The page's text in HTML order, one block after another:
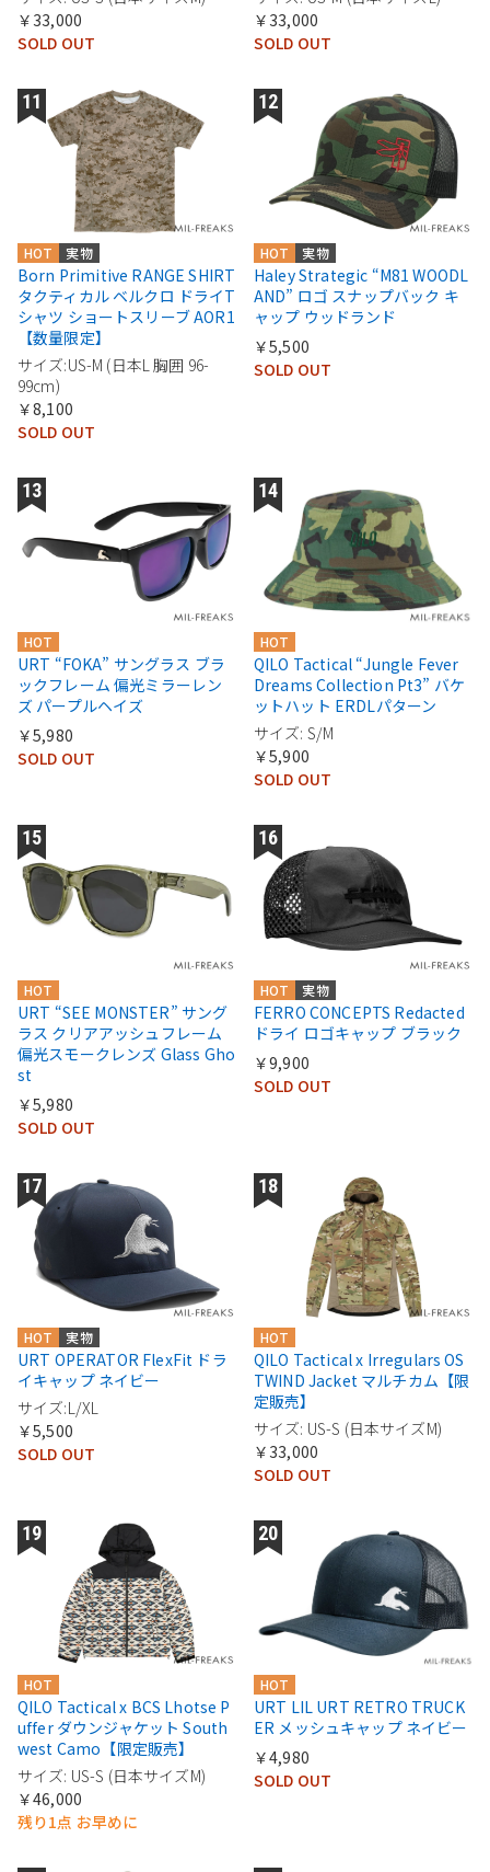
￥33,000
SOLD OUT
￥33,000
SOLD OUT
実物
HOT
Born Primitive RANGE SHIRT
タクティカル ベルクロ ドライT
シャツ ショートスリーブ AOR1
【数量限定】
サイズ:US-M (日本L 胸囲 96-
99cm)
￥8,100
SOLD OUT
実物
HOT
Haley Strategic “M81 WOODL
AND” ロゴ スナップバック キ
ャップ ウッドランド
￥5,500
SOLD OUT
HOT
URT “FOKA” サングラス ブラ
ックフレーム 偏光ミラーレン
ズ パープルヘイズ
￥5,980
SOLD OUT
HOT
QILO Tactical “Jungle Fever
Dreams Collection Pt3” バケ
ットハット ERDLパターン
サイズ: S/M
￥5,900
SOLD OUT
HOT
URT “SEE MONSTER” サング
ラス クリアアッシュフレーム
偏光スモークレンズ Glass Gho
st
￥5,980
SOLD OUT
実物
HOT
FERRO CONCEPTS Redacted
ドライ ロゴキャップ ブラック
￥9,900
SOLD OUT
実物
HOT
URT OPERATOR FlexFit ドラ
イキャップ ネイビー
サイズ:L/XL
￥5,500
SOLD OUT
HOT
QILO Tactical x Irregulars OS
TWIND Jacket マルチカム【限
定販売】
サイズ: US-S (日本サイズM)
￥33,000
SOLD OUT
HOT
QILO Tactical x BCS Lhotse P
uffer ダウンジャケット South
west Camo【限定販売】
サイズ: US-S (日本サイズM)
￥46,000
残り1点 お早めに
HOT
URT LIL URT RETRO TRUCK
ER メッシュキャップ ネイビー
￥4,980
SOLD OUT